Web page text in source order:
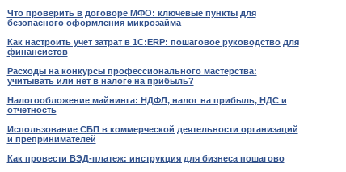
Что проверить в договоре МФО: ключевые пункты для
безопасного оформления микрозайма
Как настроить учет затрат в 1С:ERP: пошаговое руководство для
финансистов
Расходы на конкурсы профессионального мастерства:
учитывать или нет в налоге на прибыль?
Налогообложение майнинга: НДФЛ, налог на прибыль, НДС и
отчётность
Использование СБП в коммерческой деятельности организаций
и препринимателей
Как провести ВЭД-платеж: инструкция для бизнеса пошагово